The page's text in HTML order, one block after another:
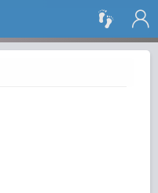
搜 索